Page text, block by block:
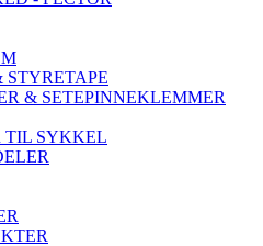
& SETEPINNEKLEMMER
SYKKEL